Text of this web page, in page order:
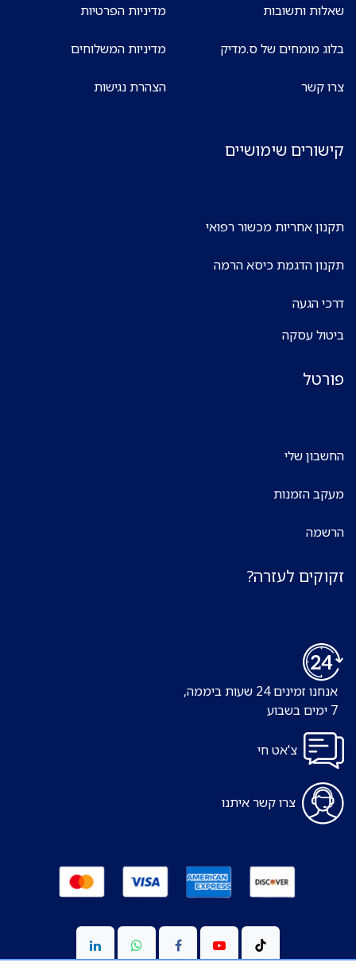
שאלות ותשובות
בלוג מומחים של ס.מדיק
צרו קשר
מדיניות הפרטיות
מדיניות המשלוחים
הצהרת נגישות
קישורים שימושיים
תקנון אחריות מכשור רפואי
תקנון הדגמת כיסא הרמה
דרכי הגעה
ביטול עסקה
פורטל
החשבון שלי
מעקב הזמנות
הרשמה
זקוקים לעזרה?
אנחנו זמינים 24 שעות ביממה,
צ'אט חי
צרו קשר איתנו